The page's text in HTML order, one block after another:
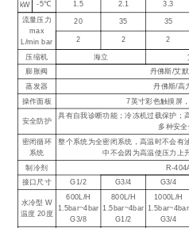
kW
-5℃
1.5 2.1 3.3
流量压力
max
L/min bar
20 35 35
2 2 2
压缩机 海立
膨胀阀 丹佛斯/艾
蒸发器
丹佛斯/高
操作面板
7英寸彩色触摸屏
安全防护
具有自我诊断功能；冷冻机过载保护；
多种安全
密闭循环
系统
整个系统为全密闭系统，高温时不会有
中不会因为高温使压力上
制冷剂 R-
接口尺寸 G1/2 G3/4 G3/4
水冷型 W
温度 20度
600L/H
1.5bar~4bar
G3/8
800L/H
1.5bar~4bar
G1/2
1000L/H
1.5bar~4bar
G3/4